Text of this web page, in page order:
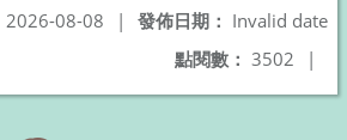
發佈日期： Invalid date
2026-08-08
|
點閱數： 3502 |